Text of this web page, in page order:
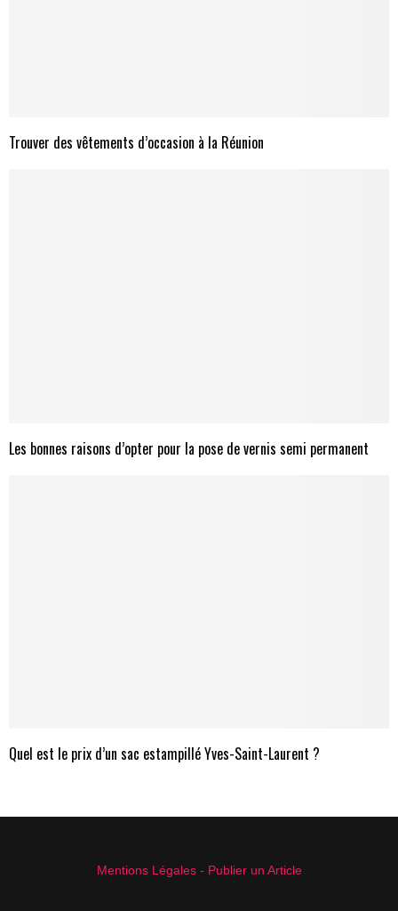
Trouver des vêtements d’occasion à la Réunion
Les bonnes raisons d’opter pour la pose de vernis semi permanent
Quel est le prix d’un sac estampillé Yves-Saint-Laurent ?
Mentions Légales- Publier un Article